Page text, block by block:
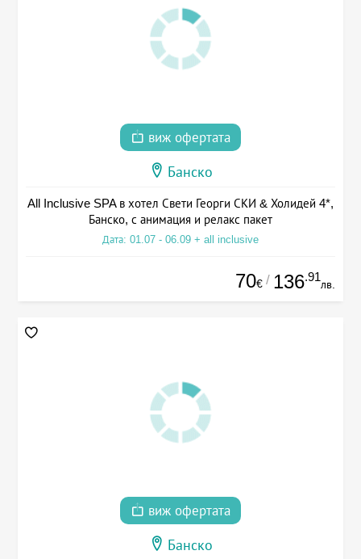
виж офертата
Банско
All Inclusive SPA в хотел Свети Георги СКИ & Холидей 4*,
Банско, с анимация и релакс пакет
Дата: 01.07 - 06.09 + all inclusive
70€ / 136.91
лв.
виж офертата
Банско